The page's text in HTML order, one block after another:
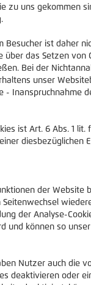
zu uns gekommen
ist daher
das Setzen
Bei der
unser
Inanspruchnahme
ist Art. 6 Abs. 1 lit.
diesbezüglichen
der
der Analyse-
und können so
Nutzer auch die
deaktivieren oder